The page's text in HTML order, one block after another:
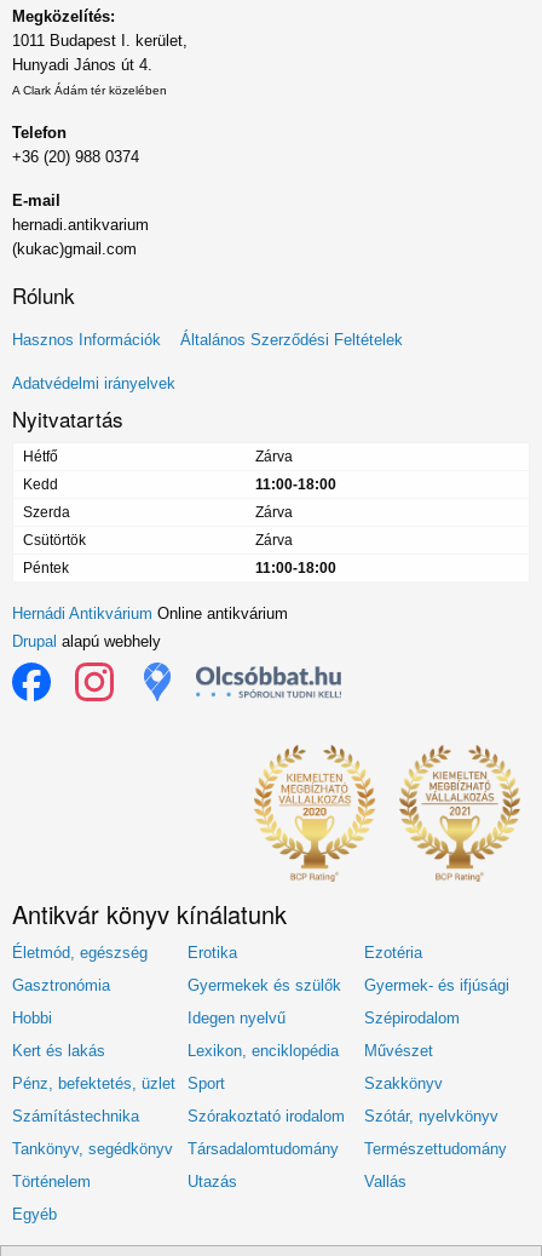
Megközelítés:
1011 Budapest I. kerület,
Hunyadi János út 4.
A Clark Ádám tér közelében
Telefon
+36 (20) 988 0374
E-mail
hernadi.antikvarium
(kukac)gmail.com
Rólunk
Lábléc
menü
Hasznos Információk Általános Szerződési Feltételek
Adatvédelmi irányelvek
Nyitvatartás
Hétfő
Zárva
Kedd
11:00-18:00
Szerda
Zárva
Csütörtök
Zárva
Péntek
11:00-18:00
Hernádi Antikvárium Online antikvárium
Drupal alapú webhely
Antikvár könyv kínálatunk
Életmód, egészség Erotika
Ezotéria
Gasztronómia
Gyermekek és szülők
Gyermek- és ifjúsági
Hobbi
Idegen nyelvű
Szépirodalom
Kert és lakás
Lexikon, enciklopédia
Művészet
Pénz, befektetés, üzlet
Sport
Szakkönyv
Számítástechnika
Szórakoztató irodalom
Szótár, nyelvkönyv
Tankönyv, segédkönyv
Társadalomtudomány
Természettudomány
Történelem
Utazás
Vallás
Egyéb